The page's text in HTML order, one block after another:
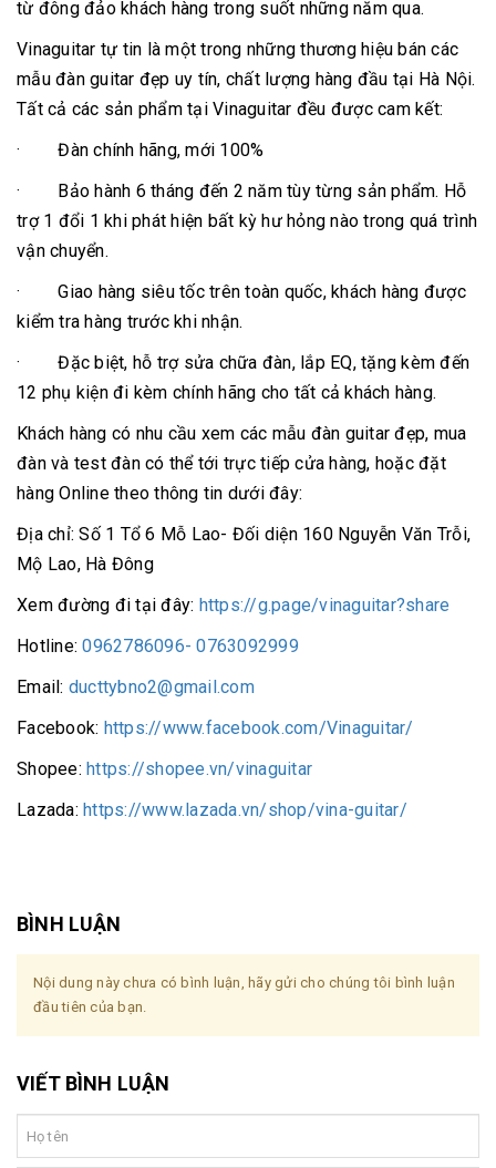
từ đông đảo khách hàng trong suốt những năm qua.
Vinaguitar tự tin là một trong những thương hiệu bán các
mẫu đàn guitar đẹp uy tín, chất lượng hàng đầu tại Hà Nội.
Tất cả các sản phẩm tại Vinaguitar đều được cam kết:
· Đàn chính hãng, mới 100%
· Bảo hành 6 tháng đến 2 năm tùy từng sản phẩm. Hỗ
trợ 1 đổi 1 khi phát hiện bất kỳ hư hỏng nào trong quá trình
vận chuyển.
· Giao hàng siêu tốc trên toàn quốc, khách hàng được
kiểm tra hàng trước khi nhận.
· Đặc biệt, hỗ trợ sửa chữa đàn, lắp EQ, tặng kèm đến
12 phụ kiện đi kèm chính hãng cho tất cả khách hàng.
Khách hàng có nhu cầu xem các mẫu đàn guitar đẹp, mua
đàn và test đàn có thể tới trực tiếp cửa hàng, hoặc đặt
hàng Online theo thông tin dưới đây:
Địa chỉ: Số 1 Tổ 6 Mỗ Lao- Đối diện 160 Nguyễn Văn Trỗi,
Mộ Lao, Hà Đông
Xem đường đi tại đây: https://g.page/vinaguitar?share
Hotline:0962786096- 0763092999
Email: ducttybno2@gmail.com
Facebook: https://www.facebook.com/Vinaguitar/
Shopee: https://shopee.vn/vinaguitar
Lazada: https://www.lazada.vn/shop/vina-guitar/
BÌNH LUẬN
Nội dung này chưa có bình luận, hãy gửi cho chúng tôi bình luận
đầu tiên của bạn.
VIẾT BÌNH LUẬN